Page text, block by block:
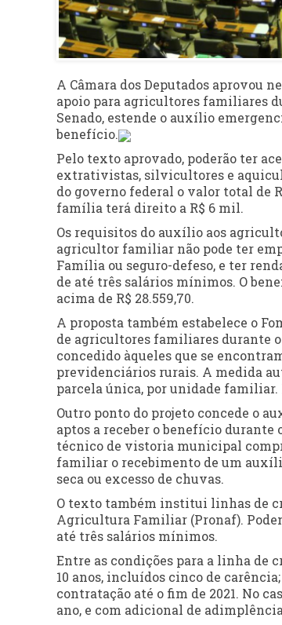
A Câmara dos Deputados aprovou
apoio para agricultores familiares
Senado, estende o auxílio
benefício.
Pelo texto aprovado, poderão ter
extrativistas, silvicultores e
do governo federal o valor total de
família terá direito a R$ 6 mil.
Os requisitos do auxílio aos
agricultor familiar não pode ter
Família ou seguro-defeso, e ter
de até três salários mínimos. O
acima de R$ 28.559,70.
A proposta também estabelece o
de agricultores familiares durante
concedido àqueles que se
previdenciários rurais. A medida
parcela única, por unidade
Outro ponto do projeto concede o
aptos a receber o benefício durante
técnico de vistoria municipal
familiar o recebimento de um
seca ou excesso de chuvas.
O texto também institui linhas de
Agricultura Familiar (Pronaf).
até três salários mínimos.
Entre as condições para a linha de
10 anos, incluídos cinco de
contratação até o fim de 2021. No
ano, e com adicional de